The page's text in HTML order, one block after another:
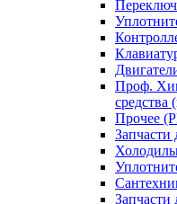
Проф.
средства
Прочее
Запчасти
Запчасти